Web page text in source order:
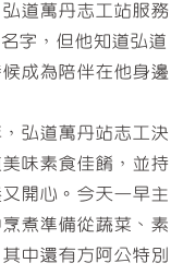
道萬丹志工站服務
字，但他知道弘道
成為陪伴在他身邊
弘道萬丹站志工決
味素食佳餚，並持
開心。今天一早主
煮準備從蔬菜、素
中還有方阿公特別